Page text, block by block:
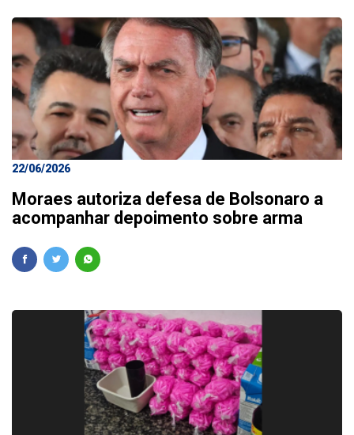
22/06/2026
Moraes autoriza defesa de Bolsonaro a
acompanhar depoimento sobre arma